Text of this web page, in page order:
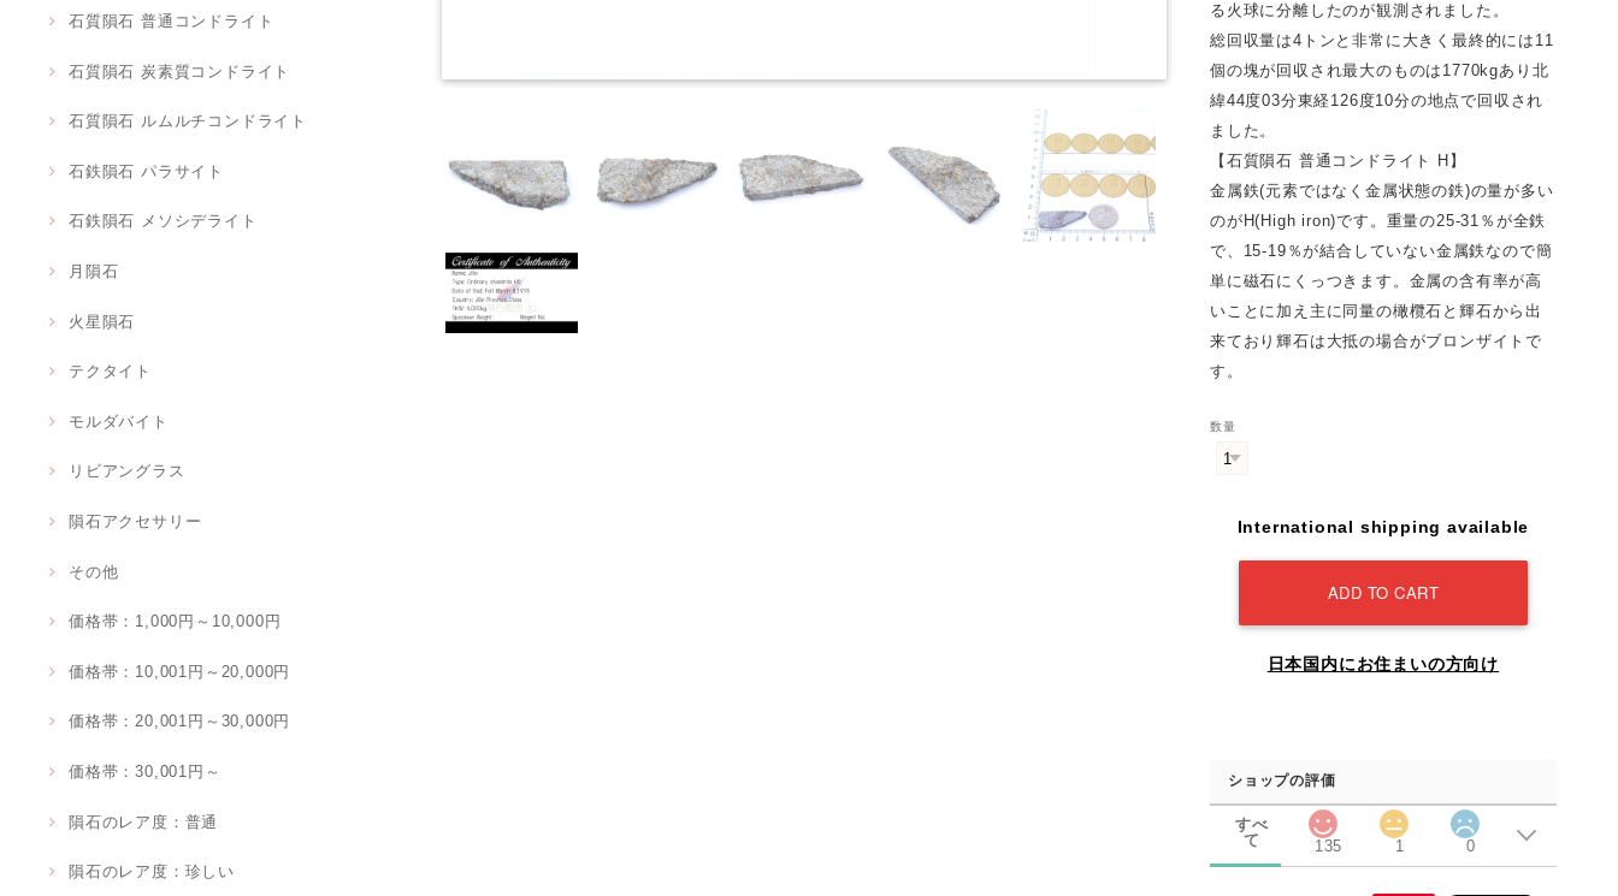
石質隕石 普通コンドライト
石質隕石 炭素質コンドライト
石質隕石 ルムルチコンドライト
石鉄隕石 パラサイト
石鉄隕石 メソシデライト
月隕石
火星隕石
テクタイト
モルダバイト
リビアングラス
隕石アクセサリー
その他
価格帯：1,000円～10,000円
価格帯：10,001円～20,000円
価格帯：20,001円～30,000円
価格帯：30,001円～
隕石のレア度：普通
隕石のレア度：珍しい
る火球に分離したのが観測されました。
総回収量は4トンと非常に大きく最終的には11
個の塊が回収され最大のものは1770kgあり北
緯44度03分東経126度10分の地点で回収され
ました。
【石質隕石 普通コンドライト H】
金属鉄(元素ではなく金属状態の鉄)の量が多い
のがH(High iron)です。重量の25-31％が全鉄
で、15-19％が結合していない金属鉄なので簡
単に磁石にくっつきます。金属の含有率が高
いことに加え主に同量の橄欖石と輝石から出
来ており輝石は大抵の場合がブロンザイトで
す。
数量
International shipping available
ADD TO CART
日本国内にお住まいの方向け
ショップの評価
すべ
て
135 1 0